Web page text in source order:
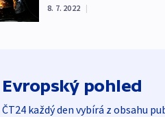
8. 7. 2022 |
Evropský pohled
ČT24 každý den vybírá z obsahu